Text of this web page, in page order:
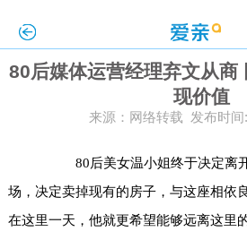
80后媒体运营经理弃文从商
现价值
来源：网络转载 发布时间
80后美女温小姐终于决定离
场，决定卖掉现有的房子，与这座相依
在这里一天，他就更希望能够远离这里